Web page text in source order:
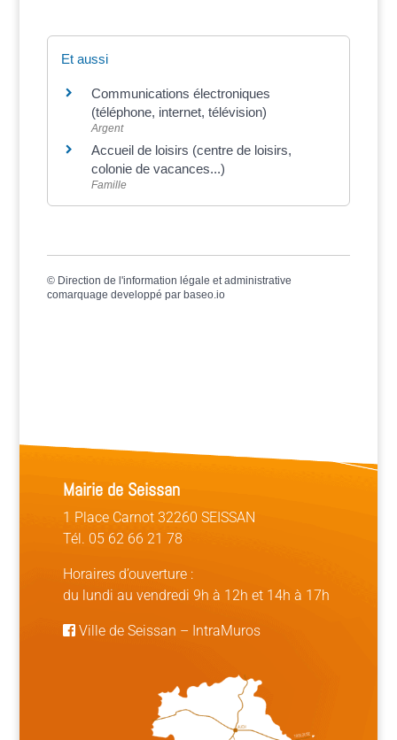
Et aussi
Communications électroniques
(téléphone, internet, télévision)
Argent
Accueil de loisirs (centre de loisirs,
colonie de vacances...)
Famille
© Direction de l'information légale et administrative
comarquage developpé par baseo.io
Mairie de Seissan
1 Place Carnot 32260 SEISSAN
Tél. 05 62 66 21 78
Horaires d’ouverture :
du lundi au vendredi 9h à 12h et 14h à 17h
Ville de Seissan – IntraMuros